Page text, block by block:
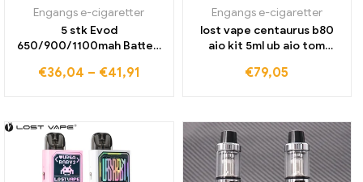
Engangs e-cigaretter
5 stk Evod
650/900/1100mah Batteri
510 Gevind CE4 CE5 Zb
€36,04 – €41,91
Engangs e-cigaretter
lost vape centaurus b80
aio kit 5ml ub aio tom
UB Ultra Coil E-Cigaret RDL
€79,05